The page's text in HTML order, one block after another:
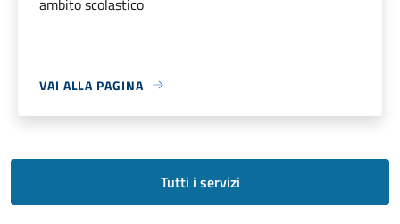
VAI ALLA PAGINA
Tutti i servizi